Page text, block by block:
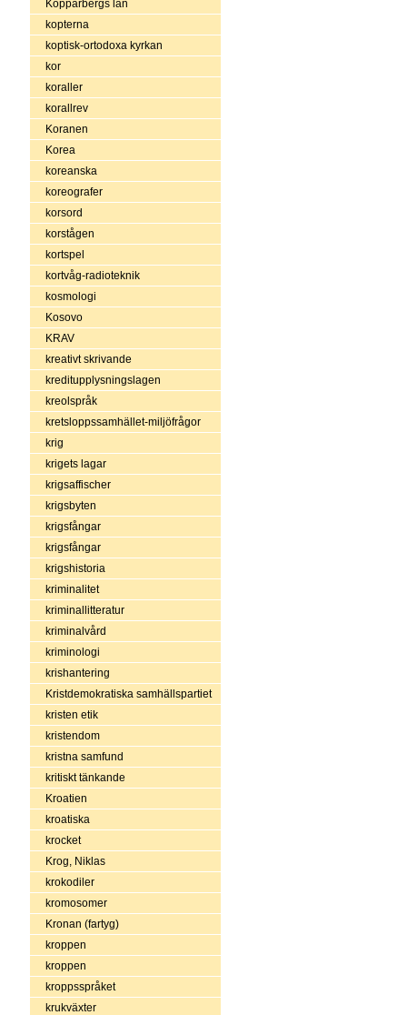
Kopparbergs län
kopterna
koptisk-ortodoxa kyrkan
kor
koraller
korallrev
Koranen
Korea
koreanska
koreografer
korsord
korstågen
kortspel
kortvåg-radioteknik
kosmologi
Kosovo
KRAV
kreativt skrivande
kreditupplysningslagen
kreolspråk
kretsloppssamhället-miljöfrågor
krig
krigets lagar
krigsaffischer
krigsbyten
krigsfångar
krigsfångar
krigshistoria
kriminalitet
kriminallitteratur
kriminalvård
kriminologi
krishantering
Kristdemokratiska samhällspartiet
kristen etik
kristendom
kristna samfund
kritiskt tänkande
Kroatien
kroatiska
krocket
Krog, Niklas
krokodiler
kromosomer
Kronan (fartyg)
kroppen
kroppen
kroppsspråket
krukväxter